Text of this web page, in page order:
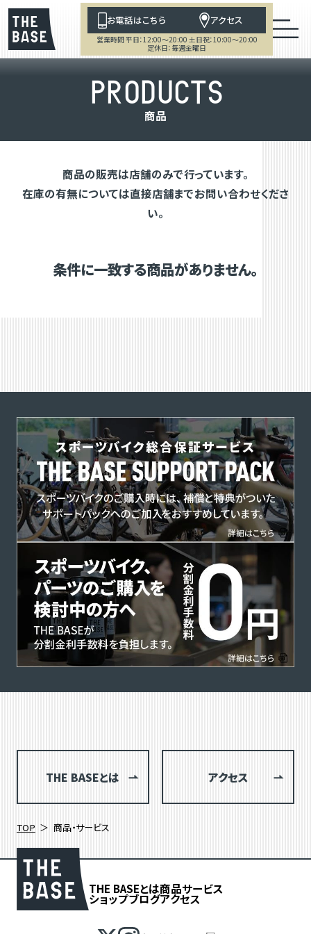
お電話はこちら アクセス
営業時間 平日：12:00～20:00 土日祝：10:00～20:00
定休日：毎週金曜日
PRODUCTS
商品
商品の販売は店舗のみで行っています。
在庫の有無については直接店舗までお問い合わせくださ
い。
条件に一致する商品がありません。
THE BASEとは アクセス
TOP 商品・サービス
THE BASEとは商品サービス
ショップブログアクセス